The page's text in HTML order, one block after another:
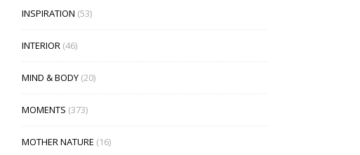
INSPIRATION (53)
INTERIOR (46)
MIND & BODY (20)
MOMENTS (373)
MOTHER NATURE (16)